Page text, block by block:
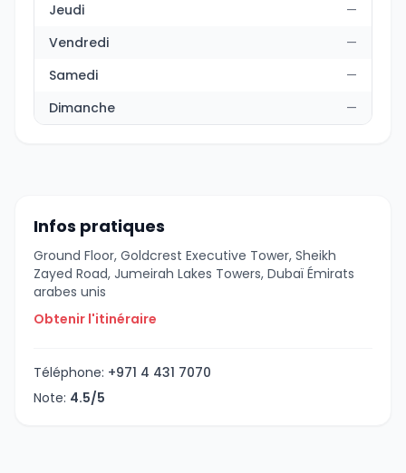
Jeudi
—
Vendredi
—
Samedi
—
Dimanche
—
Infos pratiques
Ground Floor, Goldcrest Executive Tower, Sheikh
Zayed Road, Jumeirah Lakes Towers, Dubaï Émirats
arabes unis
Obtenir l'itinéraire
Téléphone: +971 4 431 7070
Note: 4.5/5